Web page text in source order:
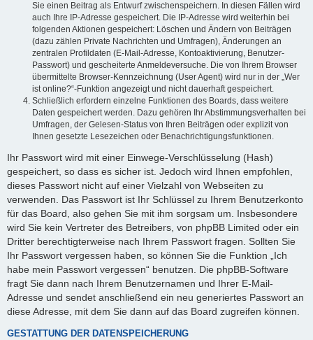
Sie einen Beitrag als Entwurf zwischenspeichern. In diesen Fällen wird
auch Ihre IP-Adresse gespeichert. Die IP-Adresse wird weiterhin bei
folgenden Aktionen gespeichert: Löschen und Ändern von Beiträgen
(dazu zählen Private Nachrichten und Umfragen), Änderungen an
zentralen Profildaten (E-Mail-Adresse, Kontoaktivierung, Benutzer-
Passwort) und gescheiterte Anmeldeversuche. Die von Ihrem Browser
übermittelte Browser-Kennzeichnung (User Agent) wird nur in der „Wer
ist online?“-Funktion angezeigt und nicht dauerhaft gespeichert.
Schließlich erfordern einzelne Funktionen des Boards, dass weitere
Daten gespeichert werden. Dazu gehören Ihr Abstimmungsverhalten bei
Umfragen, der Gelesen-Status von Ihren Beiträgen oder explizit von
Ihnen gesetzte Lesezeichen oder Benachrichtigungsfunktionen.
Ihr Passwort wird mit einer Einwege-Verschlüsselung (Hash)
gespeichert, so dass es sicher ist. Jedoch wird Ihnen empfohlen,
dieses Passwort nicht auf einer Vielzahl von Webseiten zu
verwenden. Das Passwort ist Ihr Schlüssel zu Ihrem Benutzerkonto
für das Board, also gehen Sie mit ihm sorgsam um. Insbesondere
wird Sie kein Vertreter des Betreibers, von phpBB Limited oder ein
Dritter berechtigterweise nach Ihrem Passwort fragen. Sollten Sie
Ihr Passwort vergessen haben, so können Sie die Funktion „Ich
habe mein Passwort vergessen“ benutzen. Die phpBB-Software
fragt Sie dann nach Ihrem Benutzernamen und Ihrer E-Mail-
Adresse und sendet anschließend ein neu generiertes Passwort an
diese Adresse, mit dem Sie dann auf das Board zugreifen können.
GESTATTUNG DER DATENSPEICHERUNG